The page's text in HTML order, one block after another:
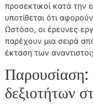
προσεκτικοί κατά την
υποτίθεται ότι
Ωστόσο, οι έρευνες
παρέχουν μια σειρά
έκταση των
Παρουσίαση:
δεξιοτήτων